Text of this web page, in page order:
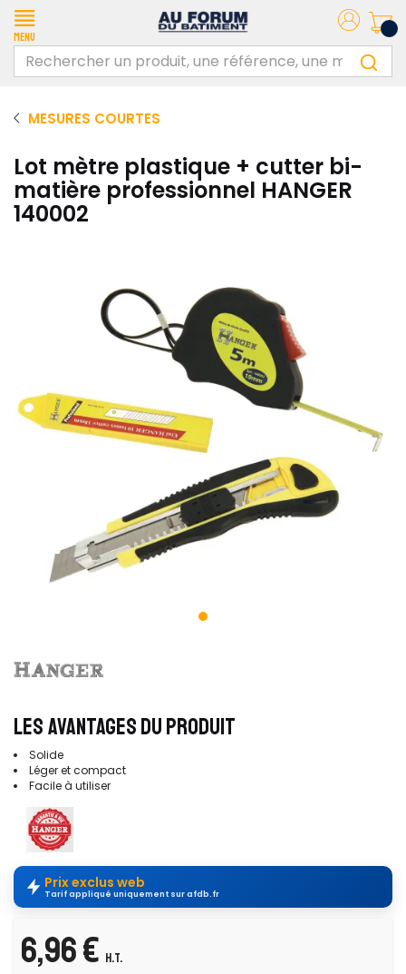
Menu
MESURES COURTES
Lot mètre plastique + cutter bi-
matière professionnel HANGER
140002
LES AVANTAGES DU PRODUIT
Solide
Léger et compact
Facile à utiliser
Prix exclus web
Tarif appliqué uniquement sur afdb.fr
6,96 € H.T.